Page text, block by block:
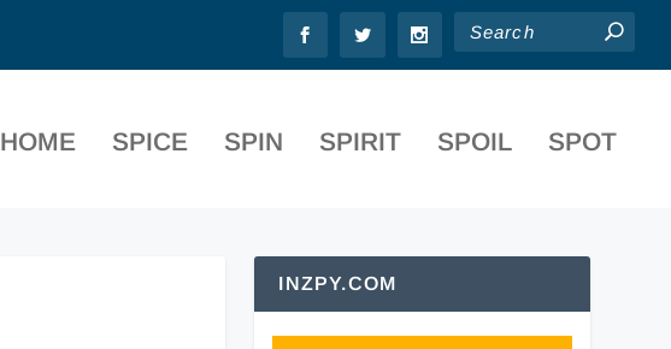
HOME SPICE SPIN SPIRIT SPOIL SPOT
INZPY.COM